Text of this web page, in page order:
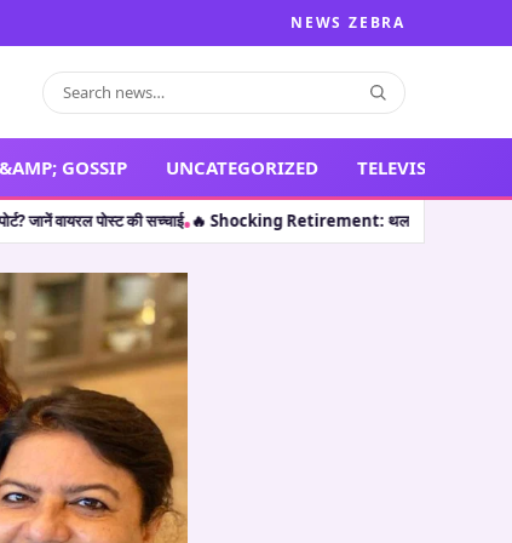
NEWS ZEBRA
GOSSIP UNCATEGORIZED TELEVISION
थलपति विजय ही नहीं, इन 5 कलाकारों ने भी करियर की पीक पर संन्यास लेकर